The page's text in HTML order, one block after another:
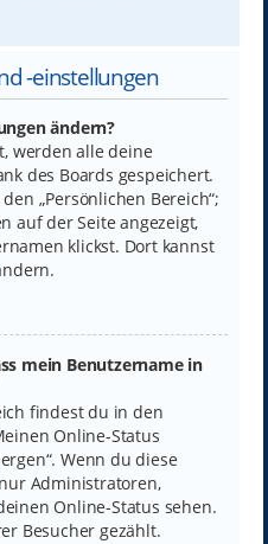
-einstellungen
ändern?
werden alle deine
des Boards gespeichert.
„Persönlichen Bereich“;
auf der Seite angezeigt,
klickst. Dort kannst
mein Benutzername in
findest du in den
Online-Status
Wenn du diese
Administratoren,
Online-Status sehen.
Besucher gezählt.